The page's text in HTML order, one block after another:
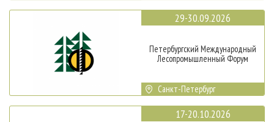
29-30.09.2026
Петербургский Международный
Лесопромышленный Форум
Санкт-Петербург
17-20.10.2026